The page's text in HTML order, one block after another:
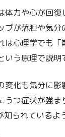
体力や心が回
プが落胆や気分
は心理学でも
いう原理で説明
変化も気分に
うつ症状が強
知られているよ